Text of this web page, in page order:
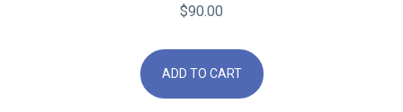
$90.00
ADD TO CART